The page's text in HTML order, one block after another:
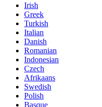
Irish
Greek
Turkish
Italian
Danish
Romanian
Indonesian
Czech
Afrikaans
Swedish
Polish
Basque